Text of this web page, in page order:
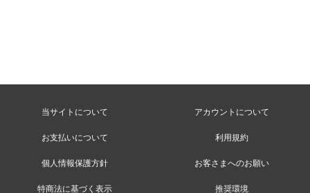
当サイトについて アカウントについて
お支払いについて 利用規約
個人情報保護方針 お客さまへのお願い
特商法に基づく表示 推奨環境